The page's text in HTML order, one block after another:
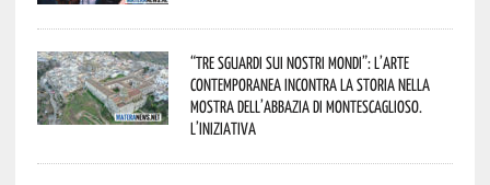
“Tre Sguardi sui Nostri Mondi”: l’arte
contemporanea incontra la storia nella
mostra dell’Abbazia di Montescaglioso.
L’iniziativa